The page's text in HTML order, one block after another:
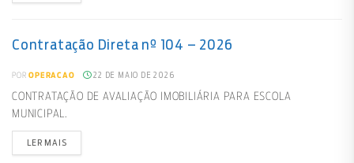
Contratação Direta nº 104 – 2026
POR OPERACAO 22 DE MAIO DE 2026
CONTRATAÇÃO DE AVALIAÇÃO IMOBILIÁRIA PARA ESCOLA
MUNICIPAL.
LER MAIS